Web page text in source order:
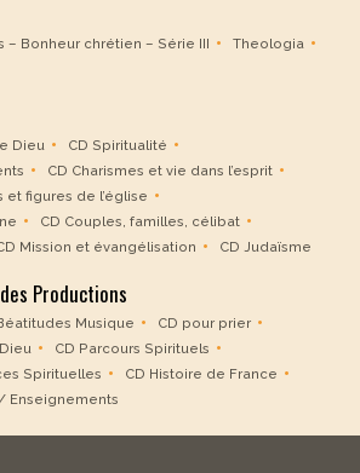
– Bonheur chrétien – Série III
Theologia
Dieu
CD Spiritualité
CD Charismes et vie dans l’esprit
et figures de l’église
CD Couples, familles, célibat
Mission et évangélisation CD Judaïsme
Productions
Musique
CD pour prier
CD Parcours Spirituels
Spirituelles
CD Histoire de France
Enseignements